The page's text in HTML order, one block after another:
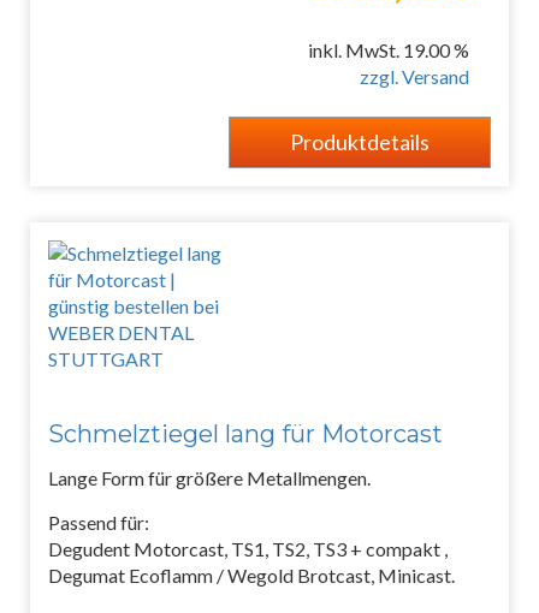
inkl. MwSt. 19.00 %
zzgl. Versand
Produktdetails
Schmelztiegel lang für Motorcast
Lange Form für größere Metallmengen.
Passend für:
Degudent Motorcast, TS1, TS2, TS3 + compakt ,
Degumat Ecoflamm / Wegold Brotcast, Minicast.